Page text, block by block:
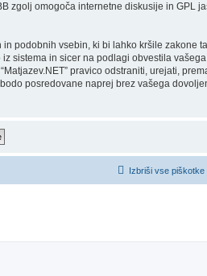
zgolj omogoča internetne diskusije in GPL
podobnih vsebin, ki bi lahko kršile zakone
sistema in sicer na podlagi obvestila
pravico odstraniti, urejati,
posredovane naprej brez vašega
Izbriši vse piškotke